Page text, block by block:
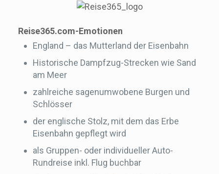
Reise365.com-Emotionen
England – das Mutterland der Eisenbahn
Historische Dampfzug-Strecken wie Sand
am Meer
zahlreiche sagenumwobene Burgen und
Schlösser
der englische Stolz, mit dem das Erbe
Eisenbahn gepflegt wird
als Gruppen- oder individueller Auto-
Rundreise inkl. Flug buchbar